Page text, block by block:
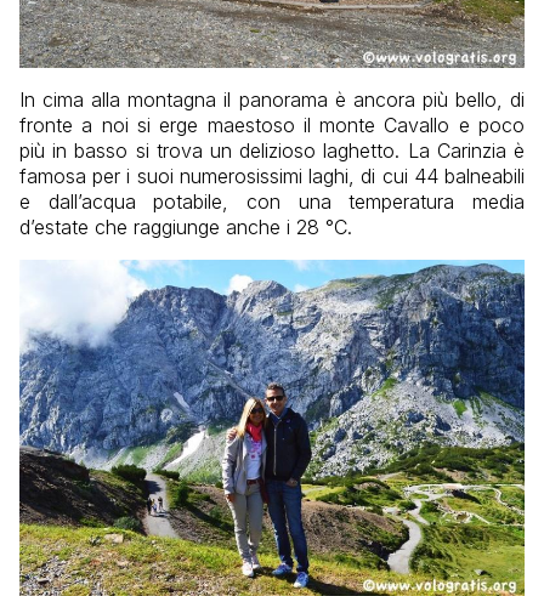
In cima alla montagna il panorama è ancora più bello, di
fronte a noi si erge maestoso il monte Cavallo e poco
più in basso si trova un delizioso laghetto. La Carinzia è
famosa per i suoi numerosissimi laghi, di cui 44 balneabili
e dall’acqua potabile, con una temperatura media
d’estate che raggiunge anche i 28 °C.